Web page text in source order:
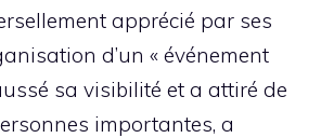
apprécié par ses
d’un « événement
sa visibilité et a attiré de
importantes, a